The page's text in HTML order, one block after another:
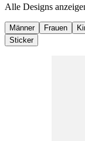
Alle Designs
Männer Frauen
Sticker